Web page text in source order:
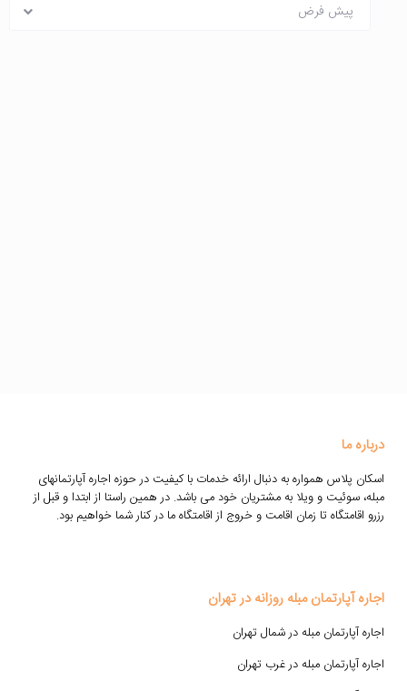
پیش فرض
درباره ما
اسکان پلاس همواره به دنبال ارائه خدمات با کیفیت در حوزه اجاره آپارتمانهای
مبله، سوئیت و ویلا به مشتریان خود می باشد. در همین راستا از ابتدا و قبل از
رزرو اقامتگاه تا زمان اقامت و خروج از اقامتگاه ما در کنار شما خواهیم بود.
اجاره آپارتمان مبله روزانه در تهران
اجاره آپارتمان مبله در شمال تهران
اجاره آپارتمان مبله در غرب تهران